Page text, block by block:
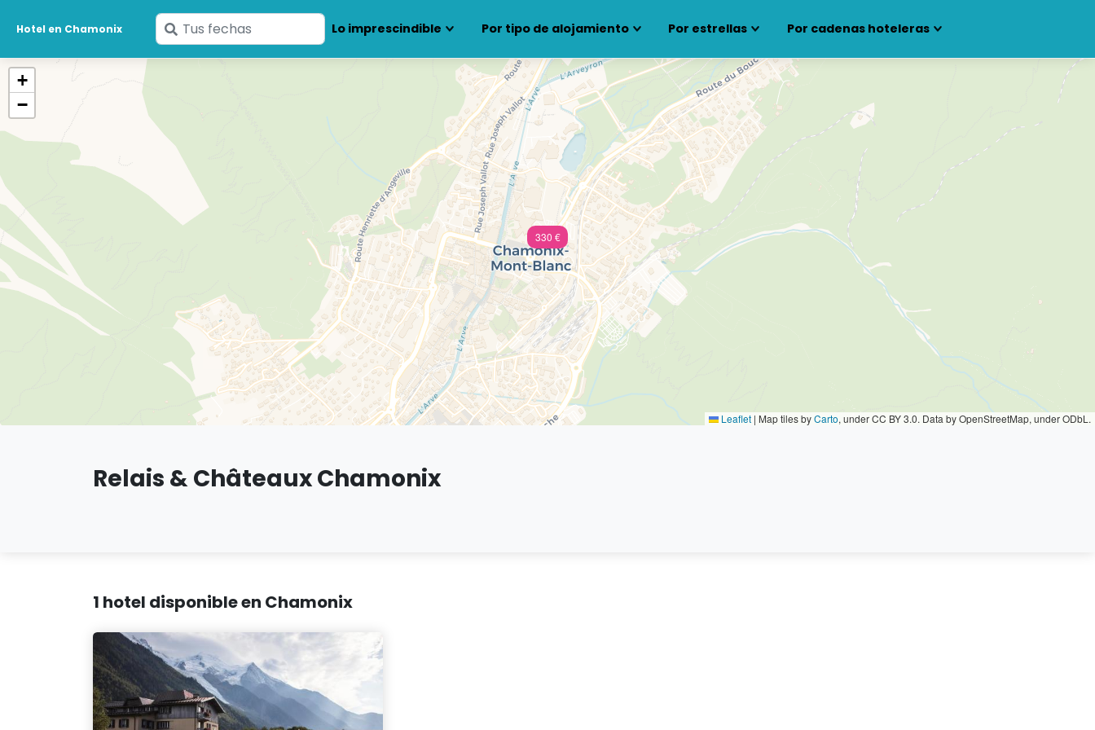
Hotel en Chamonix
Ingresa
tus
Lo imprescindible Por tipo de alojamiento Por estrellas Por cadenas hoteleras
330 €
+
−
Leaflet | Map tiles byCarto, under CC BY 3.0. Data by OpenStreetMap, under ODbL.
Relais & Châteaux Chamonix
1 hotel disponible en Chamonix